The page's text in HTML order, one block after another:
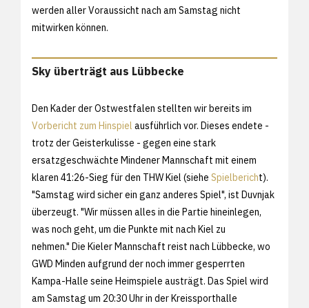
werden aller Voraussicht nach am Samstag nicht
mitwirken können.
Sky überträgt aus Lübbecke
Den Kader der Ostwestfalen stellten wir bereits im
Vorbericht zum Hinspiel ausführlich vor. Dieses endete -
trotz der Geisterkulisse - gegen eine stark
ersatzgeschwächte Mindener Mannschaft mit einem
klaren 41:26-Sieg für den THW Kiel (siehe Spielbericht).
"Samstag wird sicher ein ganz anderes Spiel", ist Duvnjak
überzeugt. "Wir müssen alles in die Partie hineinlegen,
was noch geht, um die Punkte mit nach Kiel zu
nehmen." Die Kieler Mannschaft reist nach Lübbecke, wo
GWD Minden aufgrund der noch immer gesperrten
Kampa-Halle seine Heimspiele austrägt. Das Spiel wird
am Samstag um 20:30 Uhr in der Kreissporthalle